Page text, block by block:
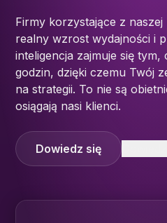
Firmy korzystające z
realny wzrost wydajności i
inteligencja zajmuje się
godzin, dzięki czemu Twój
na strategii. To nie są
osiągają nasi klienci.
Dowiedz się